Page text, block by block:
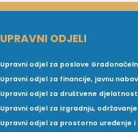
UPRAVNI ODJELI
Upravni odjel za poslove
Upravni odjel za financije, javnu
Upravni odjel za društvene
Upravni odjel za izgradnju,
Upravni odjel za prostorno uređenje